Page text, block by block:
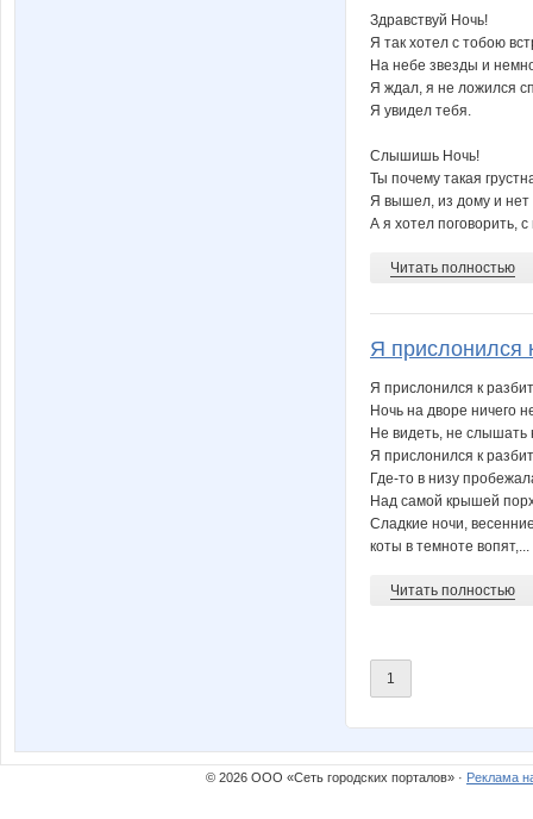
Здравствуй Ночь!
Я так хотел с тобою
На небе звезды и
Я ждал, я не ложился
Я увидел тебя.
Слышишь Ночь!
Ты почему такая
Я вышел, из дому и нет
А я хотел поговорить,
Читать полностью
Я прислонился
Я прислонился к
Ночь на дворе ничего
Не видеть, не слышать
Я прислонился к
Где-то в низу
Над самой крышей
Сладкие ночи,
коты в темноте вопят,...
Читать полностью
1
© 2026 ООО «Сеть городских порталов» · Реклама